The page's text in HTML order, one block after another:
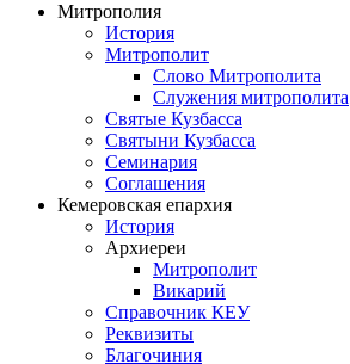
Митрополия
История
Митрополит
Слово Митрополита
Служения митрополита
Святые Кузбасса
Святыни Кузбасса
Семинария
Соглашения
Кемеровская епархия
История
Архиереи
Митрополит
Викарий
Справочник КЕУ
Реквизиты
Благочиния